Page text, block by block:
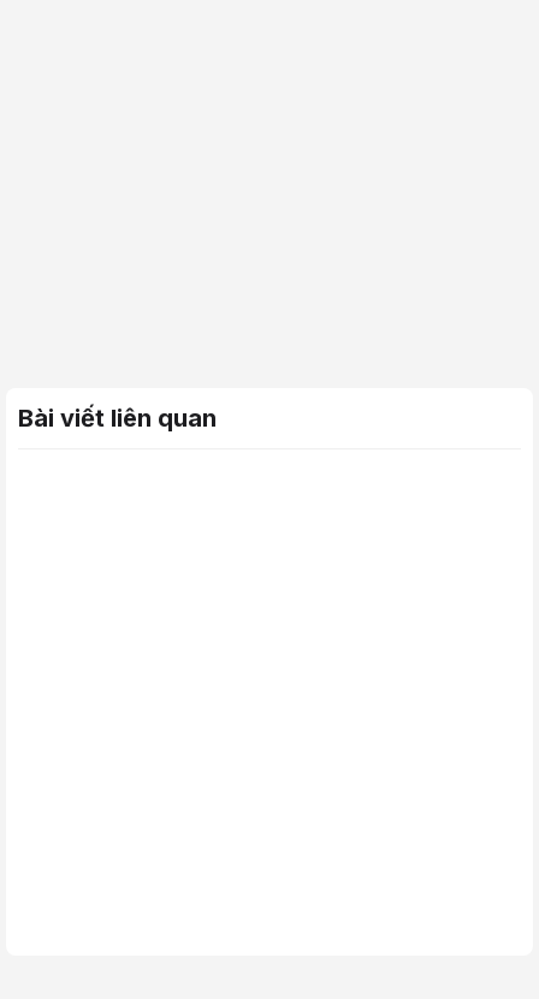
Bài viết liên quan